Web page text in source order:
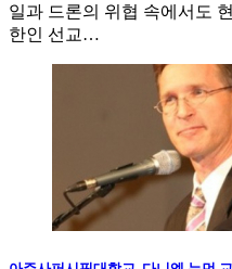
일과 드론의 위협 속에서도
한인 선교…